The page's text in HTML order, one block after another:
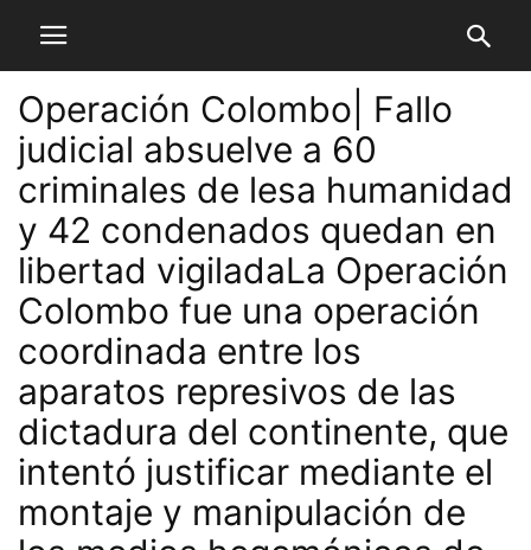
Operación Colombo| Fallo
judicial absuelve a 60
criminales de lesa humanidad
y 42 condenados quedan en
libertad vigiladaLa Operación
Colombo fue una operación
coordinada entre los
aparatos represivos de las
dictadura del continente, que
intentó justificar mediante el
montaje y manipulación de